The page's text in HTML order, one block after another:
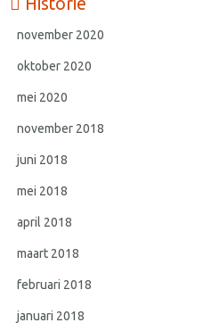
november 2020
oktober 2020
mei 2020
november 2018
juni 2018
mei 2018
april 2018
maart 2018
februari 2018
januari 2018